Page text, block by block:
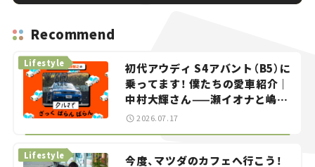
Recommend
初代アウディ S4アバント（B5）に
乗ってます！ 僕たちの愛車紹介｜
中村大輝さん——瀬イオナと嶋田
智之の「クルマでざっくばらんば
らん！」＃20
Lifestyle
2026.07.17
今度、マツダのカフェへ行こう！
Lifestyle